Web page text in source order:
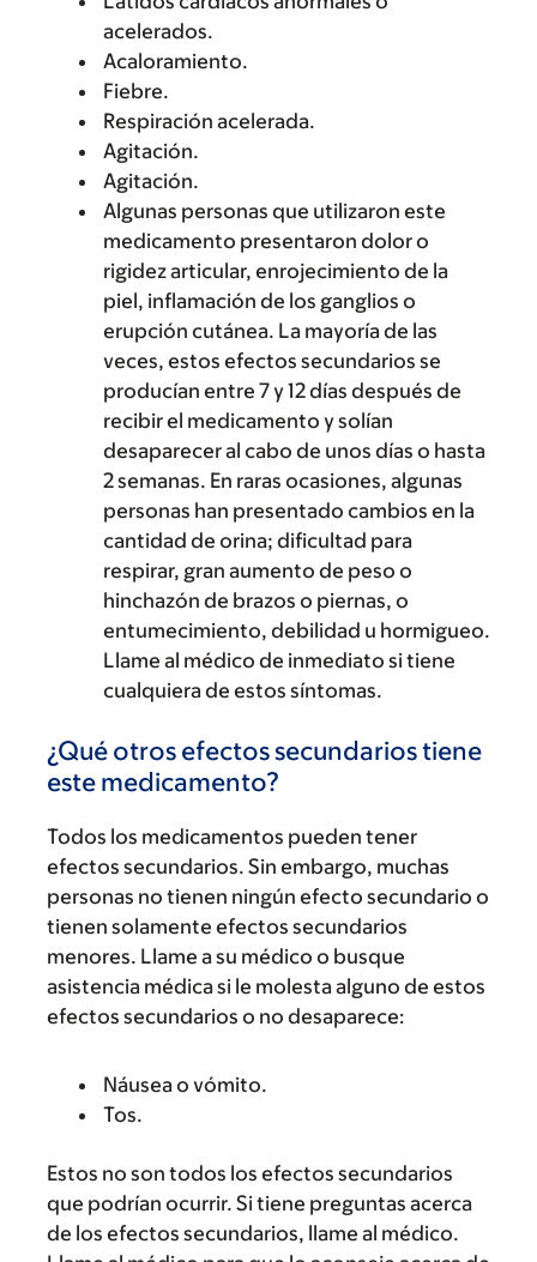
acelerados.
Acaloramiento.
Fiebre.
Respiración acelerada.
Agitación.
Agitación.
Algunas personas que utilizaron este
medicamento presentaron dolor o
rigidez articular, enrojecimiento de la
piel, inflamación de los ganglios o
erupción cutánea. La mayoría de las
veces, estos efectos secundarios se
producían entre 7 y 12 días después de
recibir el medicamento y solían
desaparecer al cabo de unos días o hasta
2 semanas. En raras ocasiones, algunas
personas han presentado cambios en la
cantidad de orina; dificultad para
respirar, gran aumento de peso o
hinchazón de brazos o piernas, o
entumecimiento, debilidad u hormigueo.
Llame al médico de inmediato si tiene
cualquiera de estos síntomas.
¿Qué otros efectos secundarios tiene
este medicamento?
Todos los medicamentos pueden tener
efectos secundarios. Sin embargo, muchas
personas no tienen ningún efecto secundario o
tienen solamente efectos secundarios
menores. Llame a su médico o busque
asistencia médica si le molesta alguno de estos
efectos secundarios o no desaparece:
Náusea o vómito.
Tos.
Estos no son todos los efectos secundarios
que podrían ocurrir. Si tiene preguntas acerca
de los efectos secundarios, llame al médico.